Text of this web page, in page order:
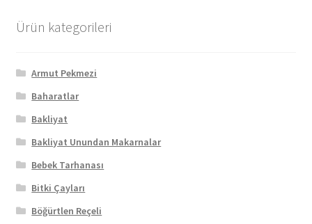
Ürün kategorileri
Armut Pekmezi
Baharatlar
Bakliyat
Bakliyat Unundan Makarnalar
Bebek Tarhanası
Bitki Çayları
Böğürtlen Reçeli